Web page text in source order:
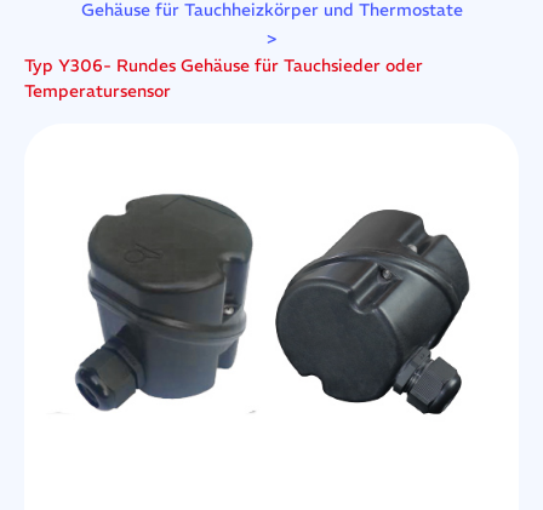
Gehäuse für Tauchheizkörper und Thermostate
>
Typ Y306- Rundes Gehäuse für Tauchsieder oder
Temperatursensor